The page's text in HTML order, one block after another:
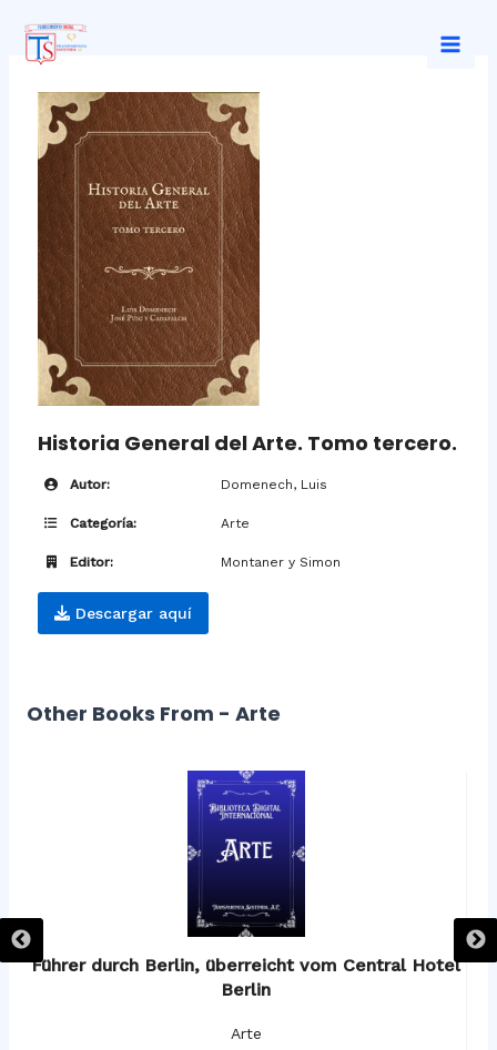
contenido
Historia General del Arte. Tomo tercero.
Autor: Domenech, Luis
Categoría: Arte
Editor: Montaner y Simon
Descargar aquí
Other Books From - Arte
Führer durch Berlin, überreicht vom Central Hotel
Berlin
Arte